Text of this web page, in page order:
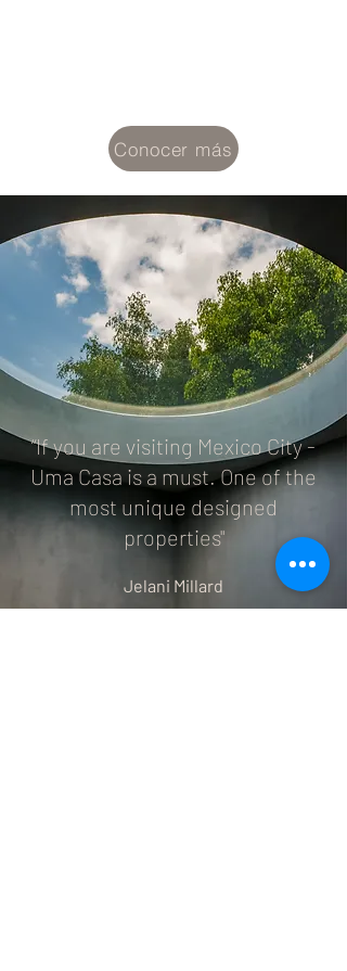
Conocer más
“If you are visiting Mexico City -
Uma Casa is a must. One of the
most unique designed
properties"
Jelani Millard